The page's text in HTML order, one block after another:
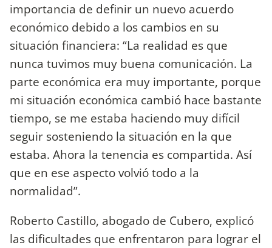
importancia de definir un nuevo acuerdo
económico debido a los cambios en su
situación financiera: “La realidad es que
nunca tuvimos muy buena comunicación. La
parte económica era muy importante, porque
mi situación económica cambió hace bastante
tiempo, se me estaba haciendo muy difícil
seguir sosteniendo la situación en la que
estaba. Ahora la tenencia es compartida. Así
que en ese aspecto volvió todo a la
normalidad”.
Roberto Castillo, abogado de Cubero, explicó
las dificultades que enfrentaron para lograr el